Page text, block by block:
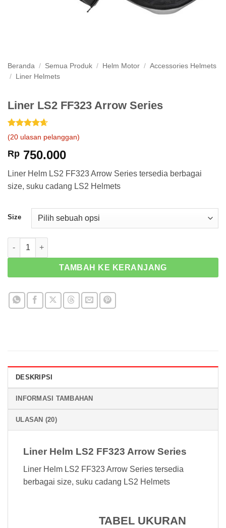
Beranda / Semua Produk / Helm Motor / Accessories Helmets
/
Liner Helmets
Liner LS2 FF323 Arrow Series
Peringkat
4.65
5
berdasarkan
20
pelanggan
(20 ulasan pelanggan)
Rp 750.000
Liner Helm LS2 FF323 Arrow Series tersedia berbagai
size, suku cadang LS2 Helmets
Size
Kuantitas Liner LS2 FF323 Arrow Series
TAMBAH KE KERANJANG
DESKRIPSI
INFORMASI TAMBAHAN
ULASAN (20)
Liner Helm LS2 FF323 Arrow Series
Liner Helm LS2 FF323 Arrow Series tersedia
berbagai size, suku cadang LS2 Helmets
TABEL UKURAN